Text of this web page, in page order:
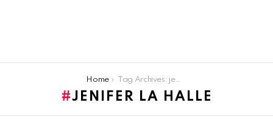
Home Tag Archives: jenifer la halle
JENIFER LA HALLE